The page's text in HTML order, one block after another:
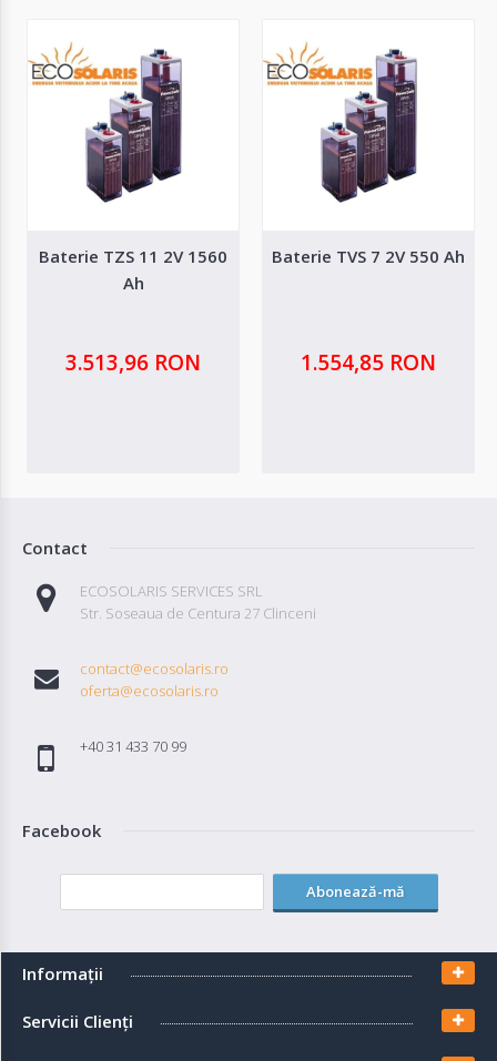
Baterie TZS 11 2V 1560
Ah
3.513,96 RON
Baterie TVS 7 2V 550 Ah
1.554,85 RON
Contact
ECOSOLARIS SERVICES SRL
Str. Soseaua de Centura 27 Clinceni
contact@ecosolaris.ro
oferta@ecosolaris.ro
+40 31 433 70 99
Facebook
Abonează-mă
Informaţii
Servicii Clienţi